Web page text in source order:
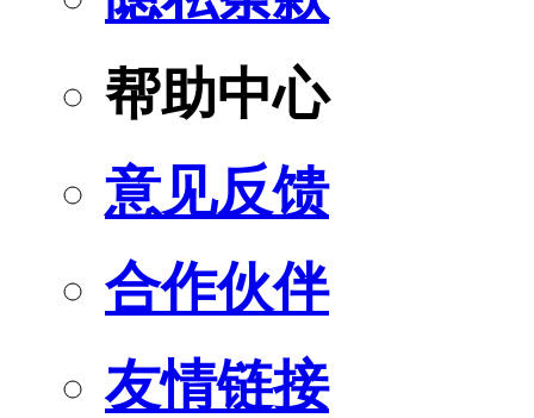
帮助中心
意见反馈
合作伙伴
友情链接